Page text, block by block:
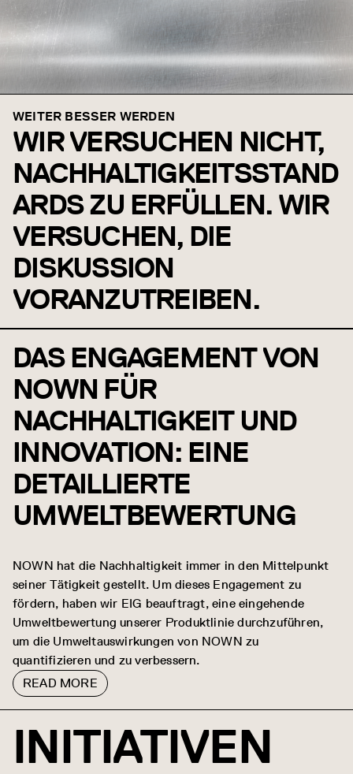
WEITER BESSER WERDEN
WIR VERSUCHEN NICHT,
NACHHALTIGKEITSSTAND
ARDS ZU ERFÜLLEN. WIR
VERSUCHEN, DIE
DISKUSSION
VORANZUTREIBEN.
DAS ENGAGEMENT VON
NOWN FÜR
NACHHALTIGKEIT UND
INNOVATION: EINE
DETAILLIERTE
UMWELTBEWERTUNG
NOWN hat die Nachhaltigkeit immer in den Mittelpunkt
seiner Tätigkeit gestellt. Um dieses Engagement zu
fördern, haben wir EIG beauftragt, eine eingehende
Umweltbewertung unserer Produktlinie durchzuführen,
um die Umweltauswirkungen von NOWN zu
quantifizieren und zu verbessern.
READ MORE
INITIATIVEN